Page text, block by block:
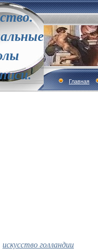
Главная
искусство голландии